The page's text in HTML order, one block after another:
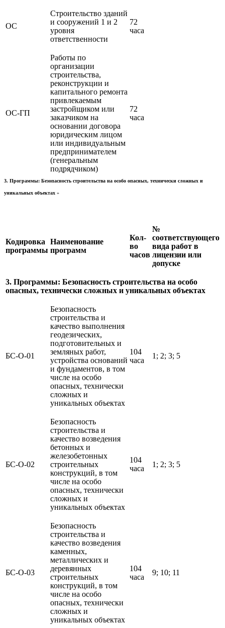
ОС
Строительство зданий
и сооружений 1 и 2
уровня
ответственности
72
часа
ОС-ГП
Работы по
организации
строительства,
реконструкции и
капитального ремонта
привлекаемым
застройщиком или
заказчиком на
основании договора
юридическим лицом
или индивидуальным
предпринимателем
(генеральным
подрядчиком)
72
часа
3. Программы: Безопасность строительства на особо опасных, технически сложных и
уникальных объектах »
Кодировка
программы
Наименование
программ
Кол-
во
часов
№
соответствующего
вида работ в
лицензии или
допуске
3. Программы: Безопасность строительства на особо
опасных, технически сложных и уникальных объектах
БС-О-01
Безопасность
строительства и
качество выполнения
геодезических,
подготовительных и
земляных работ,
устройства оснований
и фундаментов, в том
числе на особо
опасных, технически
сложных и
уникальных объектах
104
часа
1; 2; 3; 5
БС-О-02
Безопасность
строительства и
качество возведения
бетонных и
железобетонных
строительных
конструкций, в том
числе на особо
опасных, технически
сложных и
уникальных объектах
104
часа
1; 2; 3; 5
БС-О-03
Безопасность
строительства и
качество возведения
каменных,
металлических и
деревянных
строительных
конструкций, в том
числе на особо
опасных, технически
сложных и
уникальных объектах
104
часа
9; 10; 11